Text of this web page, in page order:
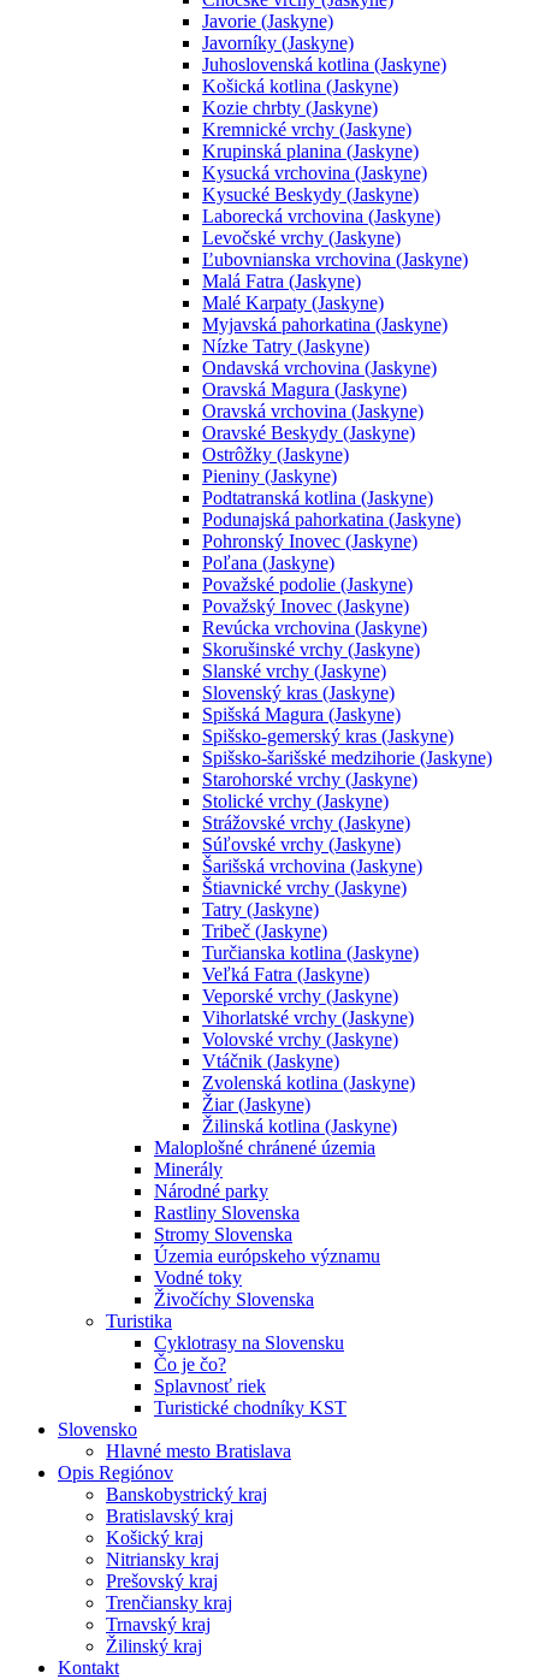
Javorie (Jaskyne)
Javorníky (Jaskyne)
Juhoslovenská kotlina (Jaskyne)
Košická kotlina (Jaskyne)
Kozie chrbty (Jaskyne)
Kremnické vrchy (Jaskyne)
Krupinská planina (Jaskyne)
Kysucká vrchovina (Jaskyne)
Kysucké Beskydy (Jaskyne)
Laborecká vrchovina (Jaskyne)
Levočské vrchy (Jaskyne)
Ľubovnianska vrchovina (Jaskyne)
Malá Fatra (Jaskyne)
Malé Karpaty (Jaskyne)
Myjavská pahorkatina (Jaskyne)
Nízke Tatry (Jaskyne)
Ondavská vrchovina (Jaskyne)
Oravská Magura (Jaskyne)
Oravská vrchovina (Jaskyne)
Oravské Beskydy (Jaskyne)
Ostrôžky (Jaskyne)
Pieniny (Jaskyne)
Podtatranská kotlina (Jaskyne)
Podunajská pahorkatina (Jaskyne)
Pohronský Inovec (Jaskyne)
Poľana (Jaskyne)
Považské podolie (Jaskyne)
Považský Inovec (Jaskyne)
Revúcka vrchovina (Jaskyne)
Skorušinské vrchy (Jaskyne)
Slanské vrchy (Jaskyne)
Slovenský kras (Jaskyne)
Spišská Magura (Jaskyne)
Spišsko-gemerský kras (Jaskyne)
Spišsko-šarišské medzihorie (Jaskyne)
Starohorské vrchy (Jaskyne)
Stolické vrchy (Jaskyne)
Strážovské vrchy (Jaskyne)
Súľovské vrchy (Jaskyne)
Šarišská vrchovina (Jaskyne)
Štiavnické vrchy (Jaskyne)
Tatry (Jaskyne)
Tribeč (Jaskyne)
Turčianska kotlina (Jaskyne)
Veľká Fatra (Jaskyne)
Veporské vrchy (Jaskyne)
Vihorlatské vrchy (Jaskyne)
Volovské vrchy (Jaskyne)
Vtáčnik (Jaskyne)
Zvolenská kotlina (Jaskyne)
Žiar (Jaskyne)
Žilinská kotlina (Jaskyne)
Maloplošné chránené územia
Minerály
Národné parky
Rastliny Slovenska
Stromy Slovenska
Územia európskeho významu
Vodné toky
Živočíchy Slovenska
Turistika
Cyklotrasy na Slovensku
Čo je čo?
Splavnosť riek
Turistické chodníky KST
Slovensko
Hlavné mesto Bratislava
Opis Regiónov
Banskobystrický kraj
Bratislavský kraj
Košický kraj
Nitriansky kraj
Prešovský kraj
Trenčiansky kraj
Trnavský kraj
Žilinský kraj
Kontakt